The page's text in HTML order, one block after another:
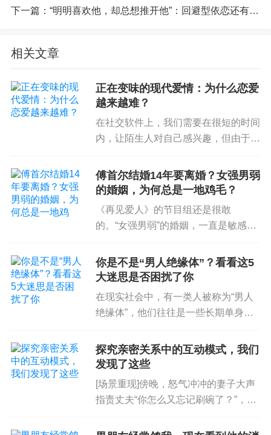
获得表扬最后却希望落空的孩子，在成年以后也渴
苦幻灭的人，有可能去寻找一个值得敬仰的人并以
我们的不安全感越强烈，越会迫切地寻找可供我们
进行理想化的人。我们遇到了某个具体的人，把那
个人的真实品格和包含我们美好期待的品质融合到
坠入情网。
理想化的对象可能会因自己被披上华丽的外衣而感
到荣幸，也可能会因为这种完美滤镜而感到惶恐，
有时，我们可以通过一两个问题引起对理想化过程
为什么你认为你需要自己的伴侣如此优
吗？”
在关系中，伴侣们拥有幻想应是被允许的，恋爱期
间的感知是真实的，那些感知都是对自我、伴侣，
下一篇： “明明喜欢他，却总想推开他”：回避型依恋还有救吗？
相关文章
正在变味的现代爱情：为什么恋爱
越来越难？
在社交软件上，我们需要在很短的时间
内，让陌生人对自己感兴趣，但由于互
趣的人发送标准化的消息。这个过程，
被伊娃·易洛思比喻为「电话营销」般
傅首尔结婚14年要离婚？女强男弱
的婚姻，为何总是一地鸡毛？
《再见爱人》的节目组还是很敢
的。“女强男弱”的婚姻，一直是敏感话
见爱人3》这一期请的三对夫妻，都
是“女强男弱”的配置。比如有一对，老
你是不是“男人绝缘体”？看看这5
大迷思是否困扰了你
在现实社会中，有一类人被称为“男人
绝缘体”，他们往往是一些长期单身的
种僵局状态，无论如何也无法脱单。不
少人都认为自己就是“男人绝缘体”，但
探究亲密关系中的互动模式，我们
发现了这些
[场景重现]傍晚，怒气冲冲的妻子大声
指责丈夫“你怎么又忘记刷碗了？”，丈
多少遍了，你怎么就是记不住！”，妻